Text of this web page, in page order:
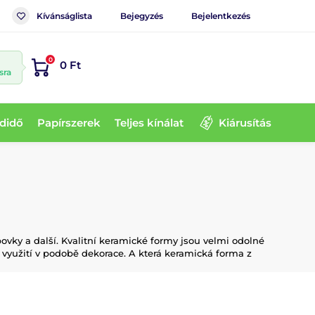
Kívánságlista Bejegyzés Bejelentkezés
0 0 Ft
Papírszerek Teljes kínálat Kiárusítás
a další. Kvalitní keramické formy jsou velmi odolné
v podobě dekorace. A která keramická forma z